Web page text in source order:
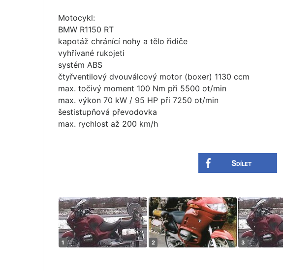
Motocykl:
BMW R1150 RT
kapotáž chránící nohy a tělo řidiče
vyhřívané rukojeti
systém ABS
čtyřventilový dvouválcový motor (boxer) 1130 ccm
max. točivý moment 100 Nm při 5500 ot/min
max. výkon 70 kW / 95 HP při 7250 ot/min
šestistupňová převodovka
max. rychlost až 200 km/h
Sdílet